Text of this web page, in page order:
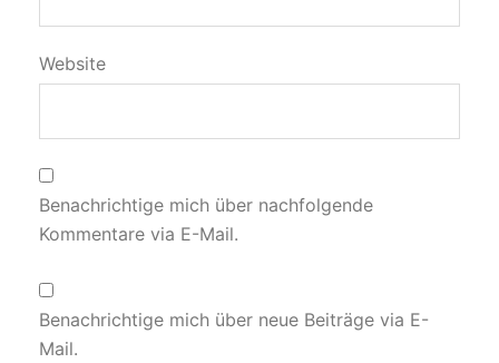
Website
Benachrichtige mich über nachfolgende
Kommentare via E-Mail.
Benachrichtige mich über neue Beiträge via E-
Mail.